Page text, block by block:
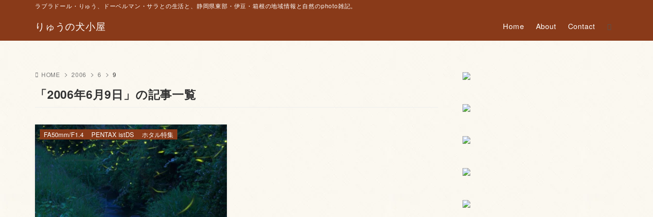
りゅうの犬小屋
ラブラドール・りゅう、ドーベルマン・サラとの生活と、静岡県東部・伊豆・箱根の地域情報と自然のphoto雑記。
Home About Contact
HOME 2006 6 9
「2006年6月9日」の記事一覧
FA50mm/F1.4 PENTAX istDS ホタル特集